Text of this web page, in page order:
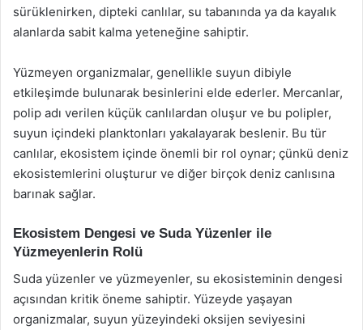
sürüklenirken, dipteki canlılar, su tabanında ya da kayalık
alanlarda sabit kalma yeteneğine sahiptir.
Yüzmeyen organizmalar, genellikle suyun dibiyle
etkileşimde bulunarak besinlerini elde ederler. Mercanlar,
polip adı verilen küçük canlılardan oluşur ve bu polipler,
suyun içindeki planktonları yakalayarak beslenir. Bu tür
canlılar, ekosistem içinde önemli bir rol oynar; çünkü deniz
ekosistemlerini oluşturur ve diğer birçok deniz canlısına
barınak sağlar.
Ekosistem Dengesi ve Suda Yüzenler ile
Yüzmeyenlerin Rolü
Suda yüzenler ve yüzmeyenler, su ekosisteminin dengesi
açısından kritik öneme sahiptir. Yüzeyde yaşayan
organizmalar, suyun yüzeyindeki oksijen seviyesini